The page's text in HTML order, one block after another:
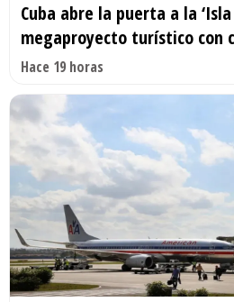
Cuba abre la puerta a la
megaproyecto turístico con
Hace 19 horas